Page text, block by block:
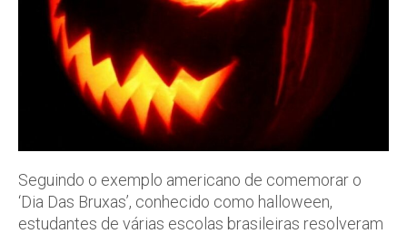
Seguindo o exemplo americano de comemorar o
‘Dia Das Bruxas’, conhecido como halloween,
estudantes de várias escolas brasileiras resolveram